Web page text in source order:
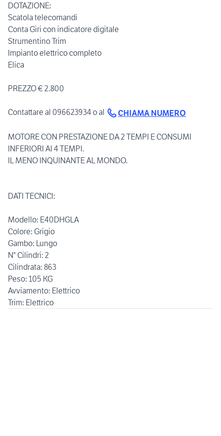
DOTAZIONE:
Scatola telecomandi
Conta Giri con indicatore digitale
Strumentino Trim
Impianto elettrico completo
Elica
PREZZO € 2.800
Contattare al 096623934 o al CHIAMA NUMERO
MOTORE CON PRESTAZIONE DA 2 TEMPI E CONSUMI
INFERIORI AI 4 TEMPI.
IL MENO INQUINANTE AL MONDO.
DATI TECNICI:
Modello: E40DHGLA
Colore: Grigio
Gambo: Lungo
N° Cilindri: 2
Cilindrata: 863
Peso: 105 KG
Avviamento: Elettrico
Trim: Elettrico